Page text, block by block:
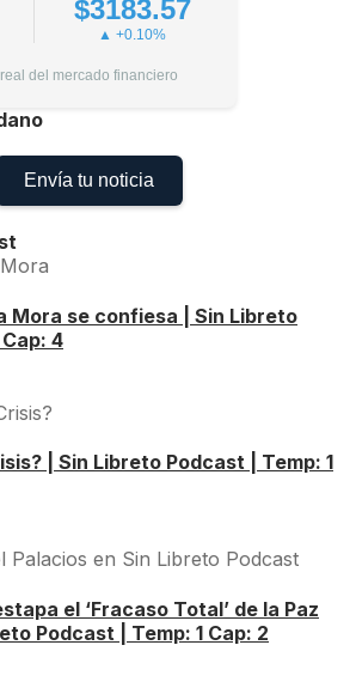
$3183.57
▲ +0.10%
del mercado financiero
Envía tu noticia
Mora se confiesa | Sin Libreto
4
| Sin Libreto Podcast | Temp: 1
el ‘Fracaso Total’ de la Paz
Podcast | Temp: 1 Cap: 2